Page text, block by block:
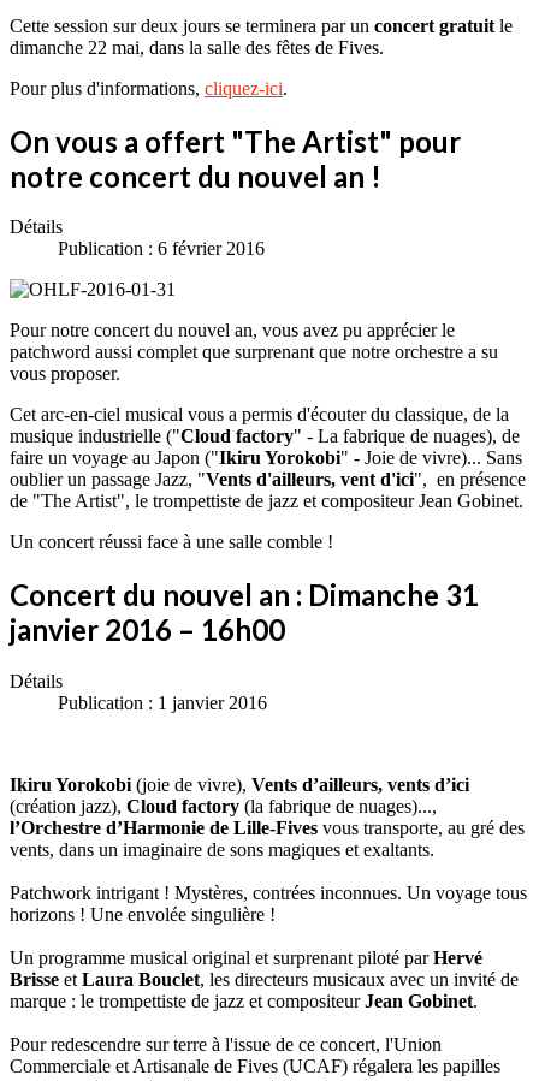
Cette session sur deux jours se terminera par un concert gratuit le
dimanche 22 mai, dans la salle des fêtes de Fives.
Pour plus d'informations, cliquez-ici.
On vous a offert "The Artist" pour
notre concert du nouvel an !
Détails
Publication : 6 février 2016
Pour notre concert du nouvel an, vous avez pu apprécier le
patchword aussi complet que surprenant que notre orchestre a su
vous proposer.
Cet arc-en-ciel musical vous a permis d'écouter du classique, de la
musique industrielle ("Cloud factory" - La fabrique de nuages), de
faire un voyage au Japon ("Ikiru Yorokobi" - Joie de vivre)... Sans
oublier un passage Jazz, "Vents d'ailleurs, vent d'ici", en présence
de "The Artist", le trompettiste de jazz et compositeur Jean Gobinet.
Un concert réussi face à une salle comble !
Concert du nouvel an : Dimanche 31
janvier 2016 – 16h00
Détails
Publication : 1 janvier 2016
Ikiru Yorokobi (joie de vivre), Vents d’ailleurs, vents d’ici
(création jazz), Cloud factory (la fabrique de nuages)...,
l’Orchestre d’Harmonie de Lille-Fives vous transporte, au gré des
vents, dans un imaginaire de sons magiques et exaltants.
Patchwork intrigant ! Mystères, contrées inconnues. Un voyage tous
horizons ! Une envolée singulière !
Un programme musical original et surprenant piloté parHervé
Brisse et Laura Bouclet, les directeurs musicaux avec un invité de
marque : le trompettiste de jazz et compositeurJean Gobinet.
Pour redescendre sur terre à l'issue de ce concert, l'Union
Commerciale et Artisanale de Fives (UCAF) régalera les papilles